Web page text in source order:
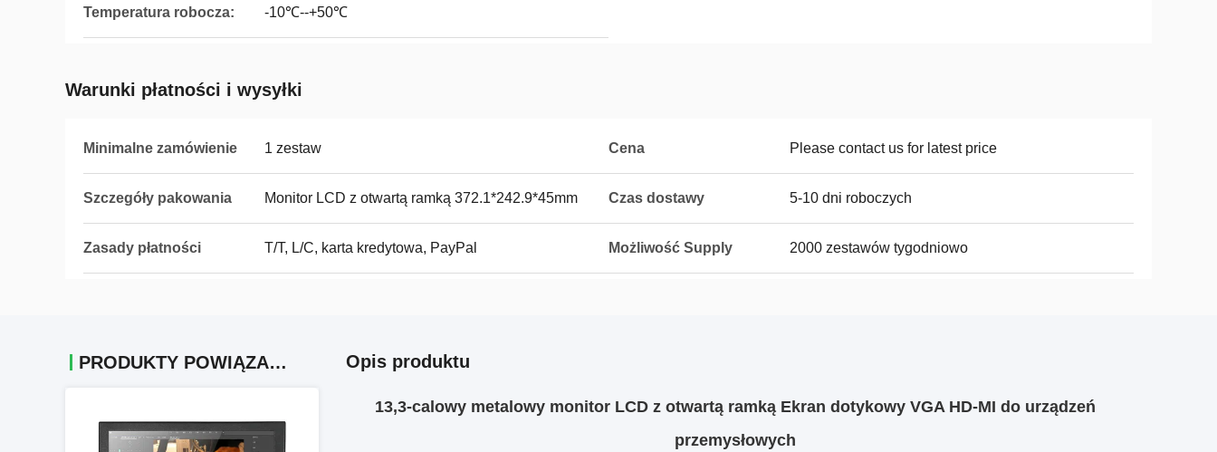
Temperatura robocza: -10℃--+50℃
Warunki płatności i wysyłki
Minimalne zamówienie 1 zestaw Cena Please contact us for latest price
Szczegóły pakowania Monitor LCD z otwartą ramką 372.1*242.9*45mm Czas dostawy 5-10 dni roboczych
Zasady płatności T/T, L/C, karta kredytowa, PayPal Możliwość Supply 2000 zestawów tygodniowo
PRODUKTY POWIĄZANE Opis produktu
13,3-calowy metalowy monitor LCD z otwartą ramką Ekran dotykowy VGA HD-MI do urządzeń
przemysłowych